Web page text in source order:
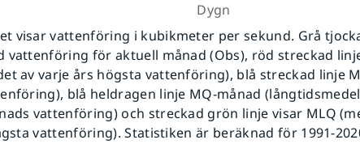
visar vattenföring i kubikmeter per sekund. Grå
vattenföring för aktuell månad (Obs), röd streckad
av varje års högsta vattenföring), blå streckad linje
blå heldragen linje MQ-månad
vattenföring) och streckad grön linje visar MLQ
vattenföring). Statistiken är beräknad för 1991-